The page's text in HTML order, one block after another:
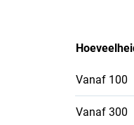
Vanaf 100
Vanaf 300